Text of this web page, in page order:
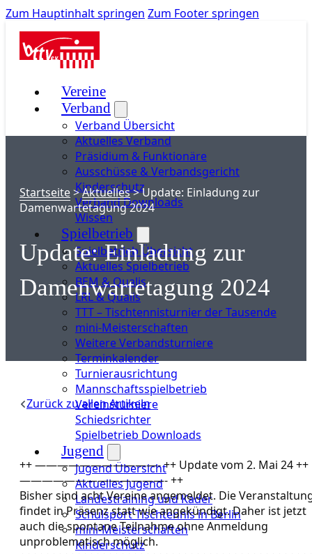
Zum Hauptinhalt springen Zum Footer springen
Vereine
Verband
Verband Übersicht
Aktuelles Verband
Präsidium & Funktionäre
Ausschüsse & Verbandsgericht
Kinderschutz
Verband Downloads
Wissen
Spielbetrieb
Spielbetrieb Übersicht
Aktuelles Spielbetrieb
BEM & Qualis
LRL & Qualis
TTT – Tischtennisturnier der Tausende
mini-Meisterschaften
Weitere Verbandsturniere
Terminkalender
Turnierausrichtung
Mannschaftsspielbetrieb
Vereinsturniere
Schiedsrichter
Spielbetrieb Downloads
Jugend
Jugend Übersicht
Aktuelles Jugend
Landestraining und Kader
Schulsport Tischtennis in Berlin
mini-Meisterschaften
Kinderschutz
Startseite>Aktuelles>Update: Einladung zur
Damenwartetagung 2024
Update: Einladung zur
Damenwartetagung 2024
Zurück zu allen Artikeln
++ ———————————- ++ Update vom 2. Mai 24 ++
—————————————- ++
Bisher sind acht Vereine angemeldet. Die
findet in Präsenz statt wie angekündigt. Daher ist jetzt
auch die spontane Teilnahme ohne Anmeldung
unproblematisch möglich.